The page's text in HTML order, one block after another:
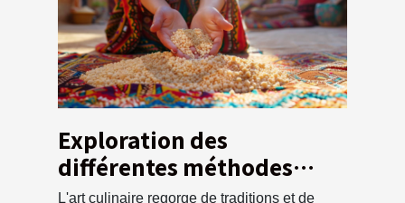
Exploration des
différentes méthodes
traditionnelles pour
L'art culinaire regorge de traditions et de